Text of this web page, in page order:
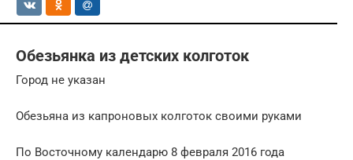
Обезьянка из детских колготок
Город не указан
Обезьяна из капроновых колготок своими руками
По Восточному календарю 8 февраля 2016 года